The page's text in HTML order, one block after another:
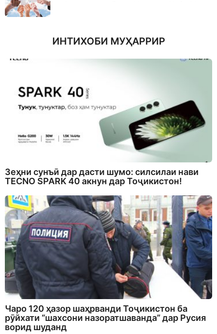
ИНТИХОБИ МУҲАРРИР
Зеҳни сунъӣ дар дасти шумо: силсилаи нави
TECNO SPARK 40 акнун дар Тоҷикистон!
Чаро 120 ҳазор шаҳрванди Тоҷикистон ба
рӯйхати “шахсони назоратшаванда” дар Русия
ворид шуданд